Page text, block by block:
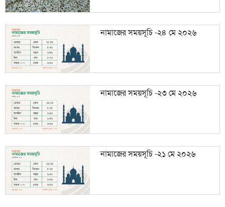
নামাজের সময়সূচি -২৪ মে ২০২৬
নামাজের সময়সূচি -২৩ মে ২০২৬
নামাজের সময়সূচি -২১ মে ২০২৬